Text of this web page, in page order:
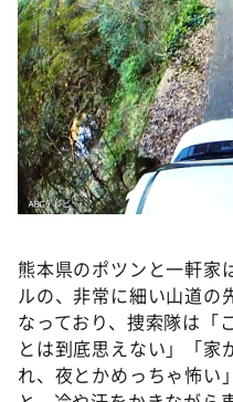
熊本県のポツンと一軒家
ルの、非常に細い山道の
なっており、捜索隊は「
とは到底思えない」「家
れ、夜とかめっちゃ怖い